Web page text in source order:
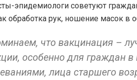
эпидемиологи советуют
обработка рук, ношение масок в
что вакцинация –
особенно для граждан
лица старшего